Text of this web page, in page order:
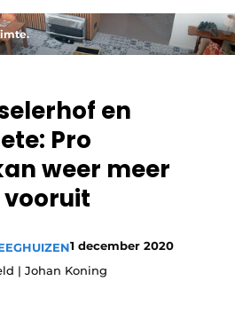
en
Pro
weer meer
vooruit
1 december 2020
| Johan Koning